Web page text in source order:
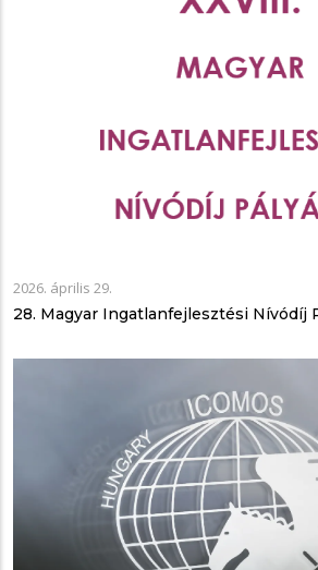
2026. április 29.
28. Magyar Ingatlanfejlesztési Nívódíj